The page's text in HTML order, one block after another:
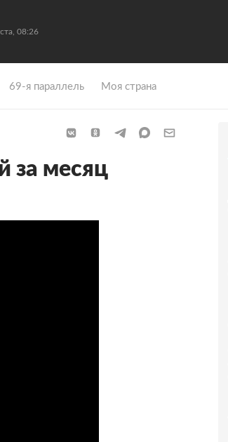
08:26
69-я параллель Моя страна
за месяц